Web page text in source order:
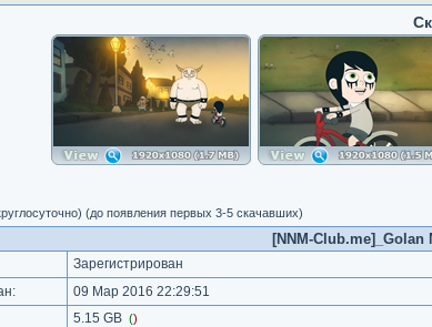
(до появления первых 3-5 скачавших)
[NNM-
Зарегистрирован
09 Мар 2016 22:29:51
5.15 GB ()